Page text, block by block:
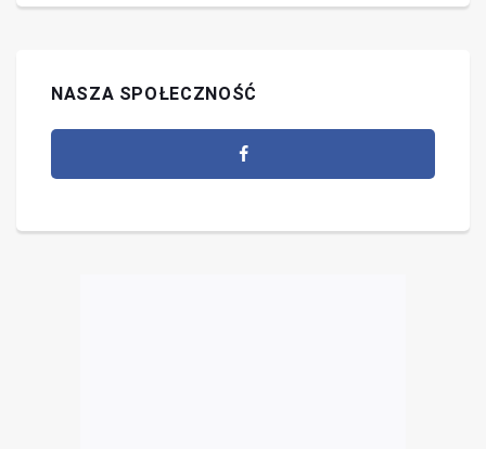
NASZA SPOŁECZNOŚĆ